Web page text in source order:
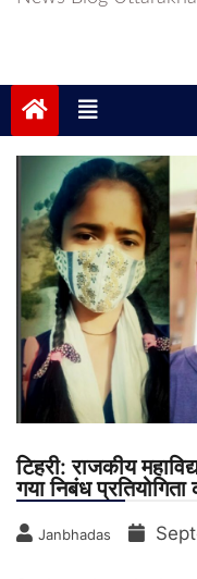
टिहरी: राजकीय
गया निबंध
Janbhadas